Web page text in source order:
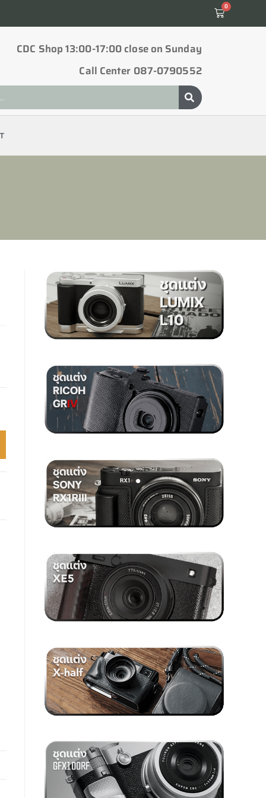
0
CDC Shop 13:00-17:00 close on Sunday
Call Center 087-0790552